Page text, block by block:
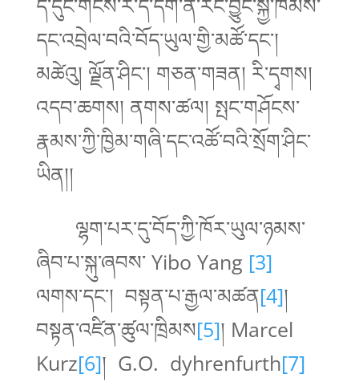
ད་དུང་གངས་རི་དེ་དག་ནི་རང་བྱུང་སྐྱེ་ཁམས་
དང་འབྲེལ་བའི་བོད་ཡུལ་གྱི་མཚོ་དང་།
མཚེའུ། ལྗོན་ཤིང་། གཅན་གཟན། རི་དྭགས།
འདབ་ཆགས། ནགས་ཚལ། སྤང་གཤོངས་
རྣམས་ཀྱི་ཁྱིམ་གཞི་དང་འཚོ་བའི་སྲོག་ཤིང་
ཡིན།།
ལྷག་པར་དུ་བོད་ཀྱི་ཁོར་ཡུལ་ཉམས་
ཞིབ་པ་སྐུ་ཞབས་ Yibo Yang [3]
ལགས་དང་། བསྟན་པ་རྒྱལ་མཚན[4]།
བསྟན་འཛིན་ཚུལ་ཁྲིམས[5]། Marcel
Kurz[6]། G.O. dyhrenfurth[7]